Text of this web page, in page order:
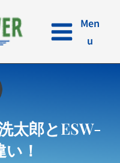
Men
u
太郎とESW-
！